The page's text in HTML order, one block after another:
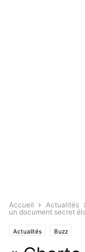
Accueil Actualités
un document secret
Actualités Buzz